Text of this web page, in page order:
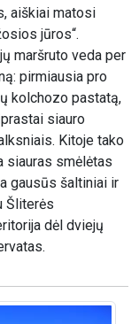
aiškiai matosi
jūros“.
maršruto veda per
pirmiausia pro
kolchozo pastatą,
siauro
Kitoje tako
siauras smėlėtas
gausūs šaltiniai ir
Šliterės
dėl dviejų